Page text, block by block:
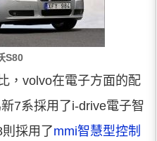
S80
，volvo在電子方面的配
7系採用了i-drive電子智
採用了mmi智慧型控制